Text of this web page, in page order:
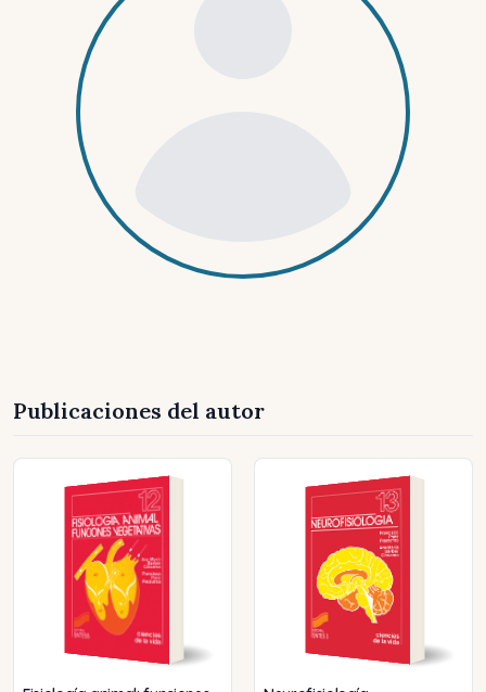
Publicaciones del autor